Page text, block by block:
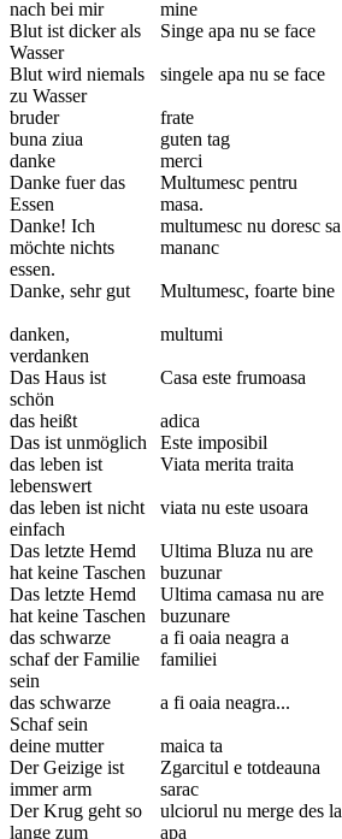
nach bei mir
mine
Blut ist dicker als
Wasser
Singe apa nu se face
Blut wird niemals
zu Wasser
singele apa nu se face
bruder frate
buna ziua
guten tag
danke
merci
Danke fuer das
Essen
Multumesc pentru
masa.
Danke! Ich
möchte nichts
essen.
multumesc nu doresc sa
mananc
Danke, sehr gut Multumesc, foarte bine
danken,
verdanken
multumi
Das Haus ist
schön
Casa este frumoasa
das heißt adica
Das ist unmöglich
Este imposibil
das leben ist
lebenswert
Viata merita traita
das leben ist nicht
einfach
viata nu este usoara
Das letzte Hemd
hat keine Taschen
Ultima Bluza nu are
buzunar
Das letzte Hemd
hat keine Taschen
Ultima camasa nu are
buzunare
das schwarze
schaf der Familie
sein
a fi oaia neagra a
familiei
das schwarze
Schaf sein
a fi oaia neagra...
deine mutter maica ta
Der Geizige ist
immer arm
Zgarcitul e totdeauna
sarac
Der Krug geht so
lange zum
ulciorul nu merge des la
apa